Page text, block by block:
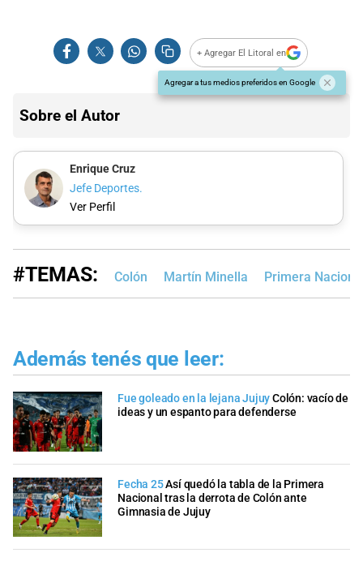
+ Agregar El Litoral en
Agregar a tus medios preferidos en Google
Sobre el Autor
Enrique Cruz
Jefe Deportes.
Ver Perfil
#TEMAS: Colón Martín Minella Primera
Además tenés que leer:
Fue goleado en la lejana JujuyColón: vacío de
ideas y un espanto para defenderse
Fecha 25Así quedó la tabla de la Primera
Nacional tras la derrota de Colón ante
Gimnasia de Jujuy